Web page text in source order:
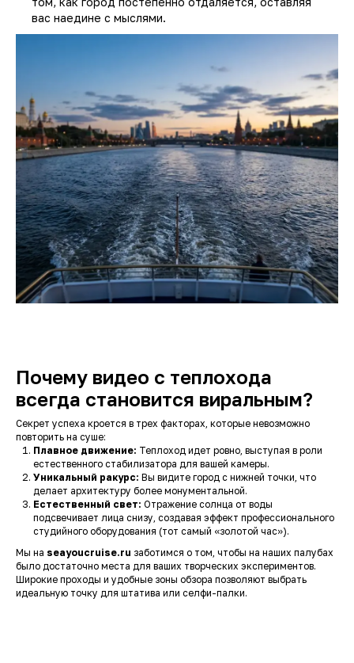
вас наедине с мыслями.
Почему видео с теплохода
всегда становится виральным?
Секрет успеха кроется в трех факторах, которые невозможно
повторить на суше:
Плавное движение: Теплоход идет ровно, выступая в роли
естественного стабилизатора для вашей камеры.
Уникальный ракурс: Вы видите город с нижней точки, что
делает архитектуру более монументальной.
Естественный свет: Отражение солнца от воды
подсвечивает лица снизу, создавая эффект профессионального
студийного оборудования (тот самый «золотой час»).
Мы на seayoucruise.ru заботимся о том, чтобы на наших палубах
было достаточно места для ваших творческих экспериментов.
Широкие проходы и удобные зоны обзора позволяют выбрать
идеальную точку для штатива или селфи-палки.